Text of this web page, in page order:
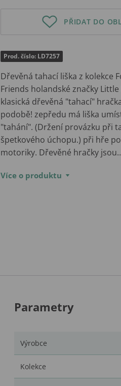
PŘIDAT DO
Prod. číslo: LD7257
Dřevěná tahací liška z kolekce
Friends holandské značky
klasická dřevěná "tahací"
podobě! zepředu má liška
"tahání". (Držení provázku při
špetkového úchopu.) při hře
motoriky. Dřevěné hračky
Více o produktu
Parametry
Výrobce
Kolekce